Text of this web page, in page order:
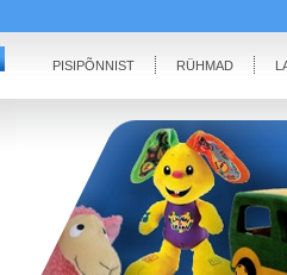
PISIPÕNNIST RÜHMAD